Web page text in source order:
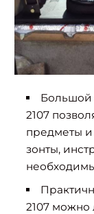
Большой
2107
предметы и
зонты,
2107 можно